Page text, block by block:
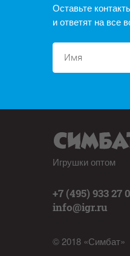
Оставьте
и ответят на все
Игрушки оптом
+7 (495) 933 27
info@igr.ru
© 2018 «Симбат»